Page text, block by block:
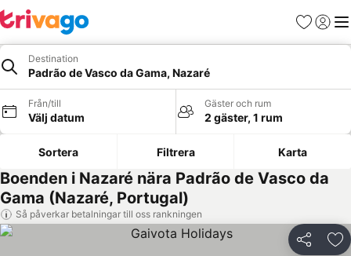
Favoriter
Logga
Destination
Padrão de Vasco da Gama, Nazaré
Från/till
Välj datum
Gäster och rum
2 gäster, 1 rum
Sortera Filtrera Karta
Boenden i Nazaré nära Padrão de Vasco da
Gama (Nazaré, Portugal)
Så påverkar betalningar till oss rankningen
Dela